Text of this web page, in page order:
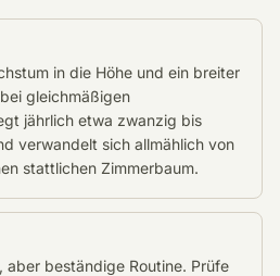
in die Höhe und ein breiter
gleichmäßigen
jährlich etwa zwanzig bis
verwandelt sich allmählich von
stattlichen Zimmerbaum.
aber beständige Routine. Prüfe